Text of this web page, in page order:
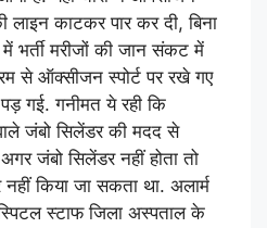
लाइन काटकर पार कर दी, बिना
भर्ती मरीजों की जान संकट में
से ऑक्सीजन स्पोर्ट पर रखे गए
गई. गनीमत ये रही कि
जंबो सिलेंडर की मदद से
जंबो सिलेंडर नहीं होता तो
किया जा सकता था. अलार्म
स्टाफ जिला अस्पताल के